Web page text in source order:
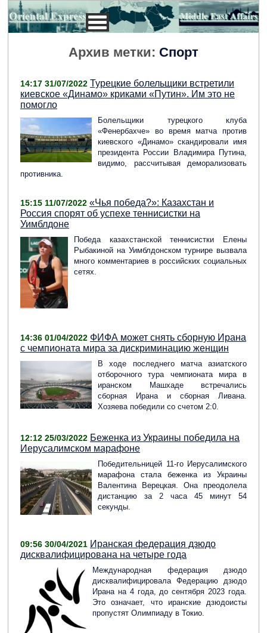
Архив метки: Спорт
14:17 31/07/2022 Турецкие болельщики встретили
киевское «Динамо» криками «Путин». Им это не
помогло
Болельщики турецкого клуба
«Фенербахче» во время матча против
киевского «Динамо» скандировали имя
президента России Владимира Путина,
видимо, рассчитывая деморализовать
противника.
15:15 11/07/2022 «Чья победа?»: Казахстан и
Россия спорят об успехе теннисистки на
Уимблдоне
Победа казахстанской теннисистки Елены
Рыбакиной на Уимблдонском турнире вызвала
много комментариев в российских социальных
сетях.
14:36 01/04/2022 ФИФА может снять сборную Ирана
с чемпионата мира за дискриминацию женщин
В ходе последнего матча азиатского
отборочного тура чемпионата мира в
иранском Машхаде встречались
сборная Ирана и сборная Ливана.
Хозяева победили со счетом 2:0.
12:12 25/03/2022 Беженка из Украины победила на
Иерусалимском марафоне
Победительницей 11-го Иерусалимского
марафона стала беженка из Украины
Валентина Верецкая. Она преодолела
дистанцию за 2 часа 45 минут 54
секунды.
09:56 30/04/2021 Иранская федерация дзюдо
дисквалифицирована на четыре года
Международная федерация дзюдо
дисквалифицировала Федерацию дзюдо
Ирана на 4 года, до сентября 2023 года.
Это означает, что иранские дзюдоисты
пропустят Олимпиаду в Токио.